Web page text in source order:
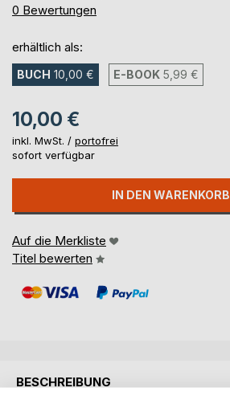
0%
0 Bewertungen
erhältlich als:
BUCH 10,00 € E-BOOK 5,99 €
10,00 €
inkl. MwSt. / portofrei
sofort verfügbar
IN DEN WARENKORB
Auf die Merkliste
Titel bewerten
BESCHREIBUNG